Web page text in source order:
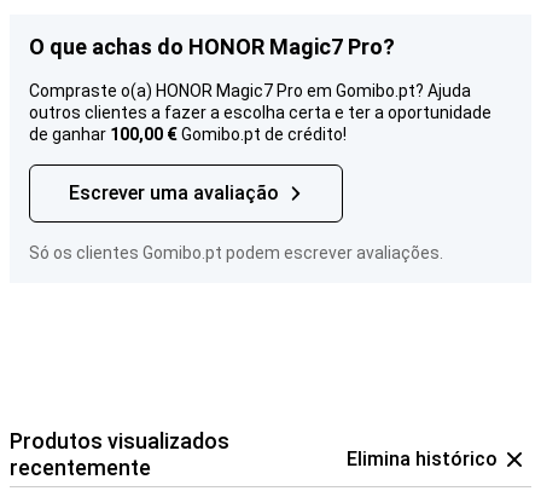
O que achas do HONOR Magic7 Pro?
Compraste o(a) HONOR Magic7 Pro em Gomibo.pt? Ajuda
outros clientes a fazer a escolha certa e ter a oportunidade
de ganhar 100,00 €Gomibo.pt de crédito!
Escrever uma avaliação
Só os clientes Gomibo.pt podem escrever avaliações.
Produtos visualizados
recentemente
Elimina histórico